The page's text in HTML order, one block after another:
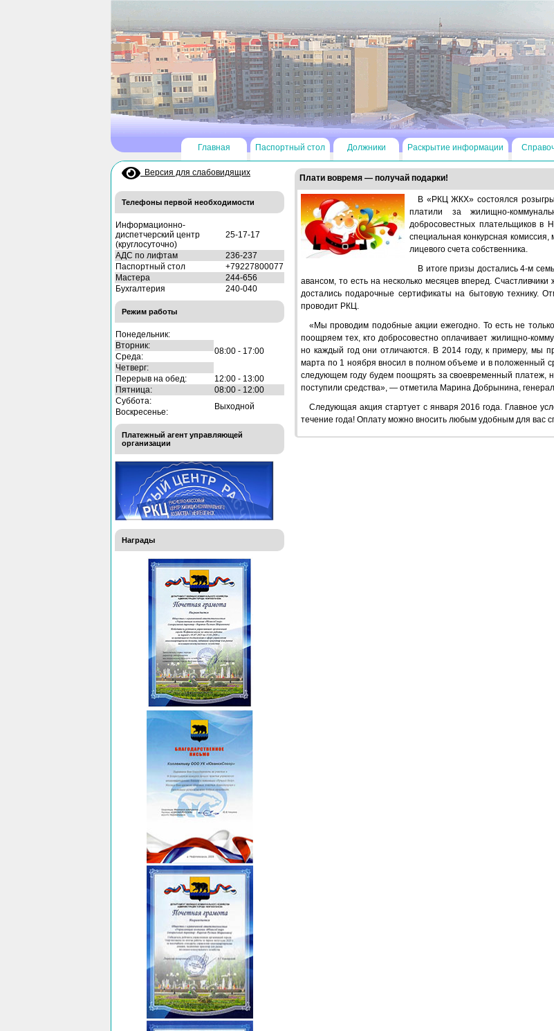
Главная Паспортный стол Должники Раскрытие информации
Версия для слабовидящих
Телефоны первой необходимости
Информационно-
диспетчерский центр
(круглосуточно)
25-17-17
АДС по лифтам
236-237
Паспортный стол
+79227800077
Мастера
244-656
Бухгалтерия
240-040
Режим работы
Понедельник:
08:00 - 17:00
Вторник:
Среда:
Четверг:
Перерыв на обед:
12:00 - 13:00
Пятница:
08:00 - 12:00
Суббота:
Выходной
Воскресенье:
Платежный агент управляющей
организации
Награды
Плати вовремя — получай подарки!
В «РКЦ ЖКХ» состоялся
платили за жилищно-
добросовестных плательщиков в
специальная конкурсная
лицевого счета собственника.
В итоге призы достались 4-м
авансом, то есть на несколько месяцев вперед.
достались подарочные сертификаты на бытовую технику.
проводит РКЦ.
«Мы проводим подобные акции ежегодно. То есть не
поощряем тех, кто добросовестно оплачивает жилищно-
но каждый год они отличаются. В 2014 году, к примеру, мы
марта по 1 ноября вносил в полном объеме и в
следующем году будем поощрять за своевременный платеж,
поступили средства», — отметила Марина Добрынина,
Следующая акция стартует с января 2016 года. Главное
течение года! Оплату можно вносить любым удобным для вас